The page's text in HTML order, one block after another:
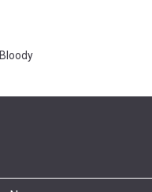
Bloody